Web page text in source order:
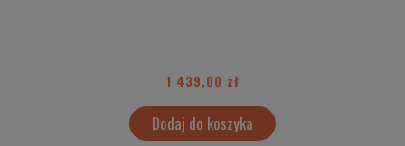
1 439,00 zł
Dodaj do koszyka